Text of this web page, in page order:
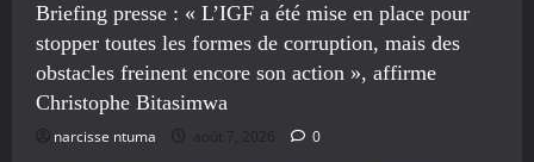
Briefing presse : « L’IGF a été mise en place pour
stopper toutes les formes de corruption, mais des
obstacles freinent encore son action », affirme
Christophe Bitasimwa
narcisse ntuma août 7, 2026 0